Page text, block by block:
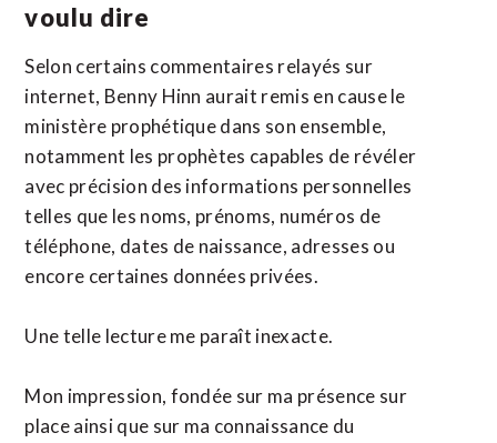
voulu dire
Selon certains commentaires relayés sur
internet, Benny Hinn aurait remis en cause le
ministère prophétique dans son ensemble,
notamment les prophètes capables de révéler
avec précision des informations personnelles
telles que les noms, prénoms, numéros de
téléphone, dates de naissance, adresses ou
encore certaines données privées.
Une telle lecture me paraît inexacte.
Mon impression, fondée sur ma présence sur
place ainsi que sur ma connaissance du